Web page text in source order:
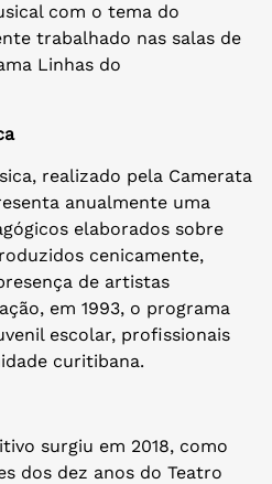
com o tema do
trabalhado nas salas de
Linhas do
realizado pela Camerata
anualmente uma
elaborados sobre
cenicamente,
de artistas
em 1993, o programa
escolar, profissionais
curitibana.
surgiu em 2018, como
dos dez anos do Teatro